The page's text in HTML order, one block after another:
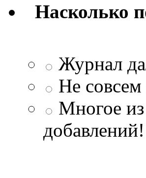
Насколько
Журнал
Не
Многое
добавлений!